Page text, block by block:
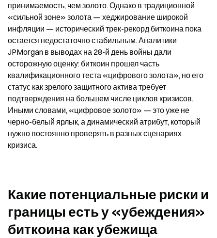
принимаемость, чем золото. Однако в традиционной
«сильной зоне» золота — хеджирование широкой
инфляции — исторический трек-рекорд биткоина пока
остается недостаточно стабильным. Аналитики
JPMorgan в выводах на 28-й день войны дали
осторожную оценку: биткоин прошел часть
квалификационного теста «цифрового золота», но его
статус как зрелого защитного актива требует
подтверждения на большем числе циклов кризисов.
Иными словами, «цифровое золото» — это уже не
черно-белый ярлык, а динамический атрибут, который
нужно постоянно проверять в разных сценариях
кризиса.
Какие потенциальные риски и
границы есть у «убеждения»
биткоина как убежища